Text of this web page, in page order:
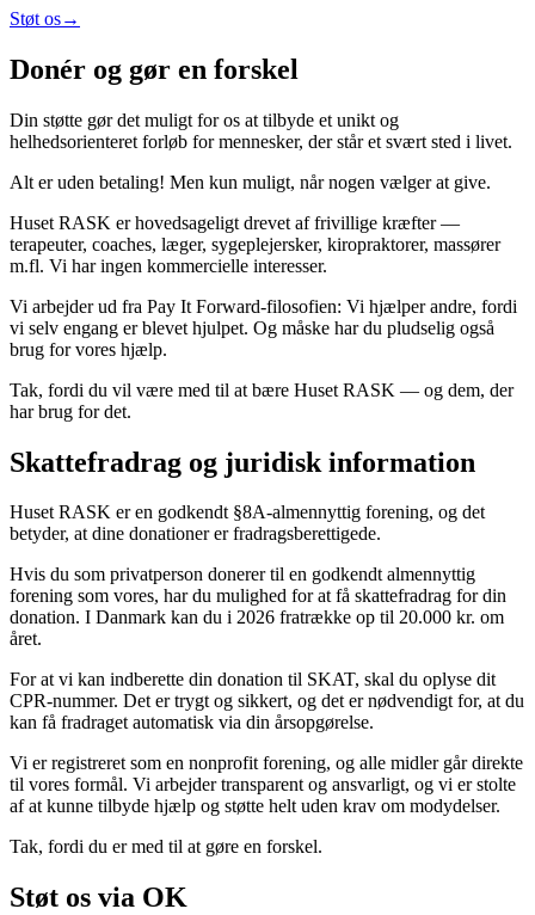
Støt os→
Donér og gør en forskel
Din støtte gør det muligt for os at tilbyde et unikt og
helhedsorienteret forløb for mennesker, der står et svært sted i livet.
Alt er uden betaling! Men kun muligt, når nogen vælger at give.
Huset RASK er hovedsageligt drevet af frivillige kræfter —
terapeuter, coaches, læger, sygeplejersker, kiropraktorer, massører
m.fl. Vi har ingen kommercielle interesser.
Vi arbejder ud fra Pay It Forward-filosofien: Vi hjælper andre, fordi
vi selv engang er blevet hjulpet. Og måske har du pludselig også
brug for vores hjælp.
Tak, fordi du vil være med til at bære Huset RASK — og dem, der
har brug for det.
Skattefradrag og juridisk information
Huset RASK er en godkendt §8A-almennyttig forening, og det
betyder, at dine donationer er fradragsberettigede.
Hvis du som privatperson donerer til en godkendt almennyttig
forening som vores, har du mulighed for at få skattefradrag for din
donation. I Danmark kan du i 2026 fratrække op til 20.000 kr. om
året.
For at vi kan indberette din donation til SKAT, skal du oplyse dit
CPR-nummer. Det er trygt og sikkert, og det er nødvendigt for, at du
kan få fradraget automatisk via din årsopgørelse.
Vi er registreret som en nonprofit forening, og alle midler går direkte
til vores formål. Vi arbejder transparent og ansvarligt, og vi er stolte
af at kunne tilbyde hjælp og støtte helt uden krav om modydelser.
Tak, fordi du er med til at gøre en forskel.
Støt os via OK